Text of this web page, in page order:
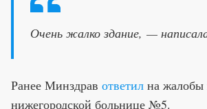
Очень жалко здание, —
Ранее Минздрав ответил на жалобы
нижегородской больнице №5.